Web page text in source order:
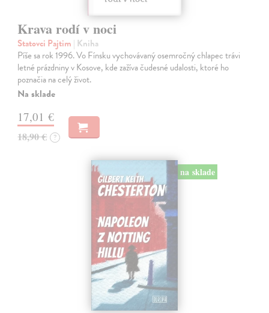
Krava rodí v noci
Statovci Pajtim | Kniha
Píše sa rok 1996. Vo Fínsku vychovávaný osemročný chlapec trávi
letné prázdniny v Kosove, kde zažíva čudesné udalosti, ktoré ho
poznačia na celý život.
Na sklade
17,01 €
18,90 € ?
na sklade